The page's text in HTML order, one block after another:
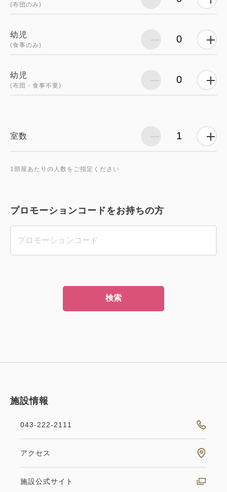
(布団のみ)
幼児
(食事のみ)
幼児
(布団・食事不要)
室数
1部屋あたりの人数をご指定ください
プロモーションコードをお持ちの方
検索
施設情報
043-222-2111
アクセス
施設公式サイト